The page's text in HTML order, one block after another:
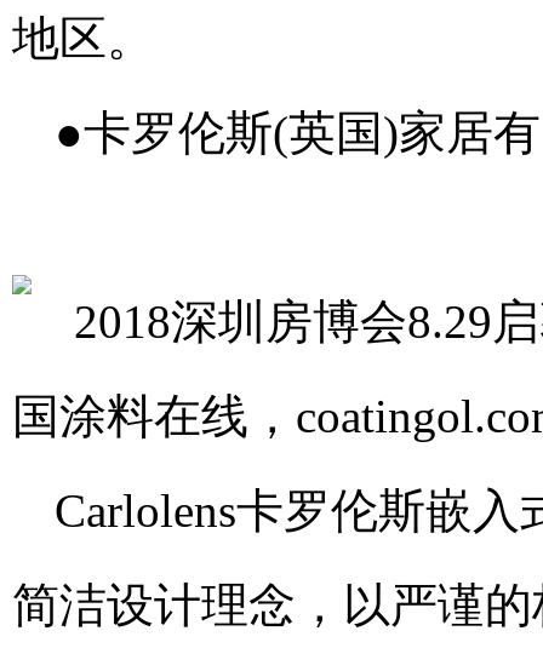
地区。
●卡罗伦斯(英国)家居
Carlolens卡罗伦斯嵌
简洁设计理念，以严谨